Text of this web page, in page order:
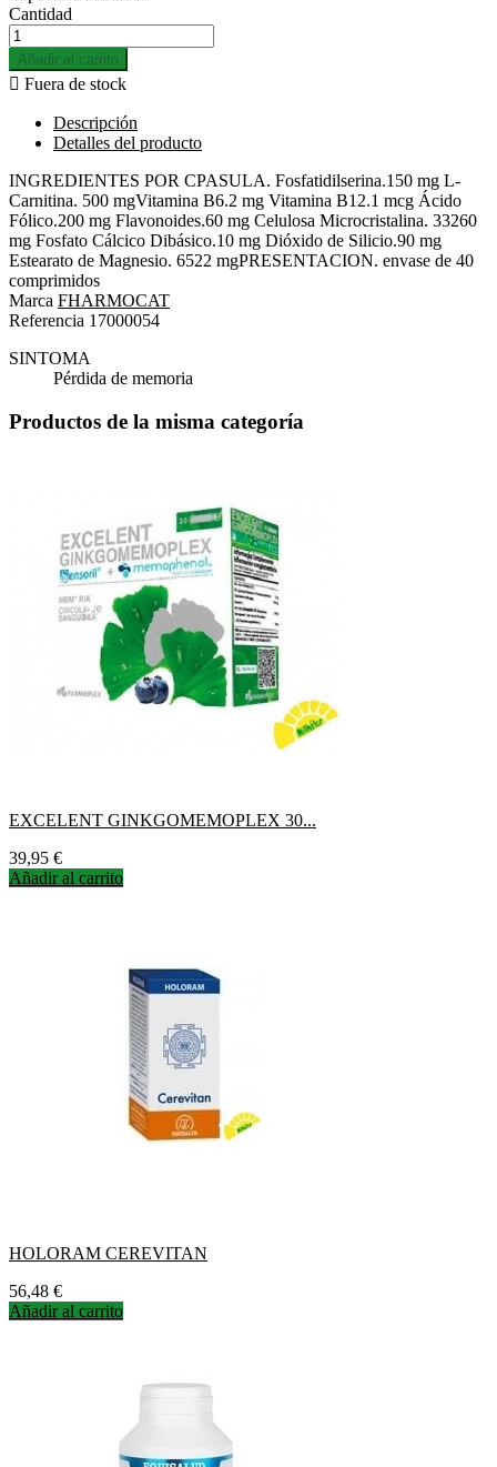
Cantidad
Añadir al carrito
 Fuera de stock
Descripción
Detalles del producto
INGREDIENTES POR CPASULA. Fosfatidilserina.150 mg L-
Carnitina. 500 mgVitamina B6.2 mg Vitamina B12.1 mcg Ácido
Fólico.200 mg Flavonoides.60 mg Celulosa Microcristalina. 33260
mg Fosfato Cálcico Dibásico.10 mg Dióxido de Silicio.90 mg
Estearato de Magnesio. 6522 mgPRESENTACION. envase de 40
comprimidos
Marca FHARMOCAT
Referencia 17000054
SINTOMA
Pérdida de memoria
Productos de la misma categoría
EXCELENT GINKGOMEMOPLEX 30...
Precio
39,95 €
Añadir al carrito
HOLORAM CEREVITAN
Precio
56,48 €
Añadir al carrito